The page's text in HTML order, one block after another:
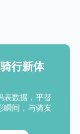
行新体
表数据，平替
瞬间，与骑友